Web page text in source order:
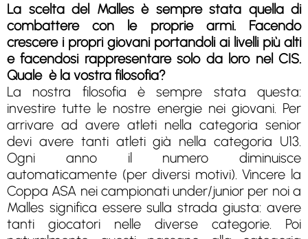
La scelta del Malles è sempre stata quella di
combattere con le proprie armi. Facendo
crescere i propri giovani portandoli ai livelli più alti
e facendosi rappresentare solo da loro nel CIS.
Quale è la vostra filosofia?
La nostra filosofia è sempre stata questa:
investire tutte le nostre energie nei giovani. Per
arrivare ad avere atleti nella categoria senior
devi avere tanti atleti già nella categoria U13.
Ogni anno il numero diminuisce
automaticamente (per diversi motivi). Vincere la
Coppa ASA nei campionati under/junior per noi a
Malles significa essere sulla strada giusta: avere
tanti giocatori nelle diverse categorie. Poi